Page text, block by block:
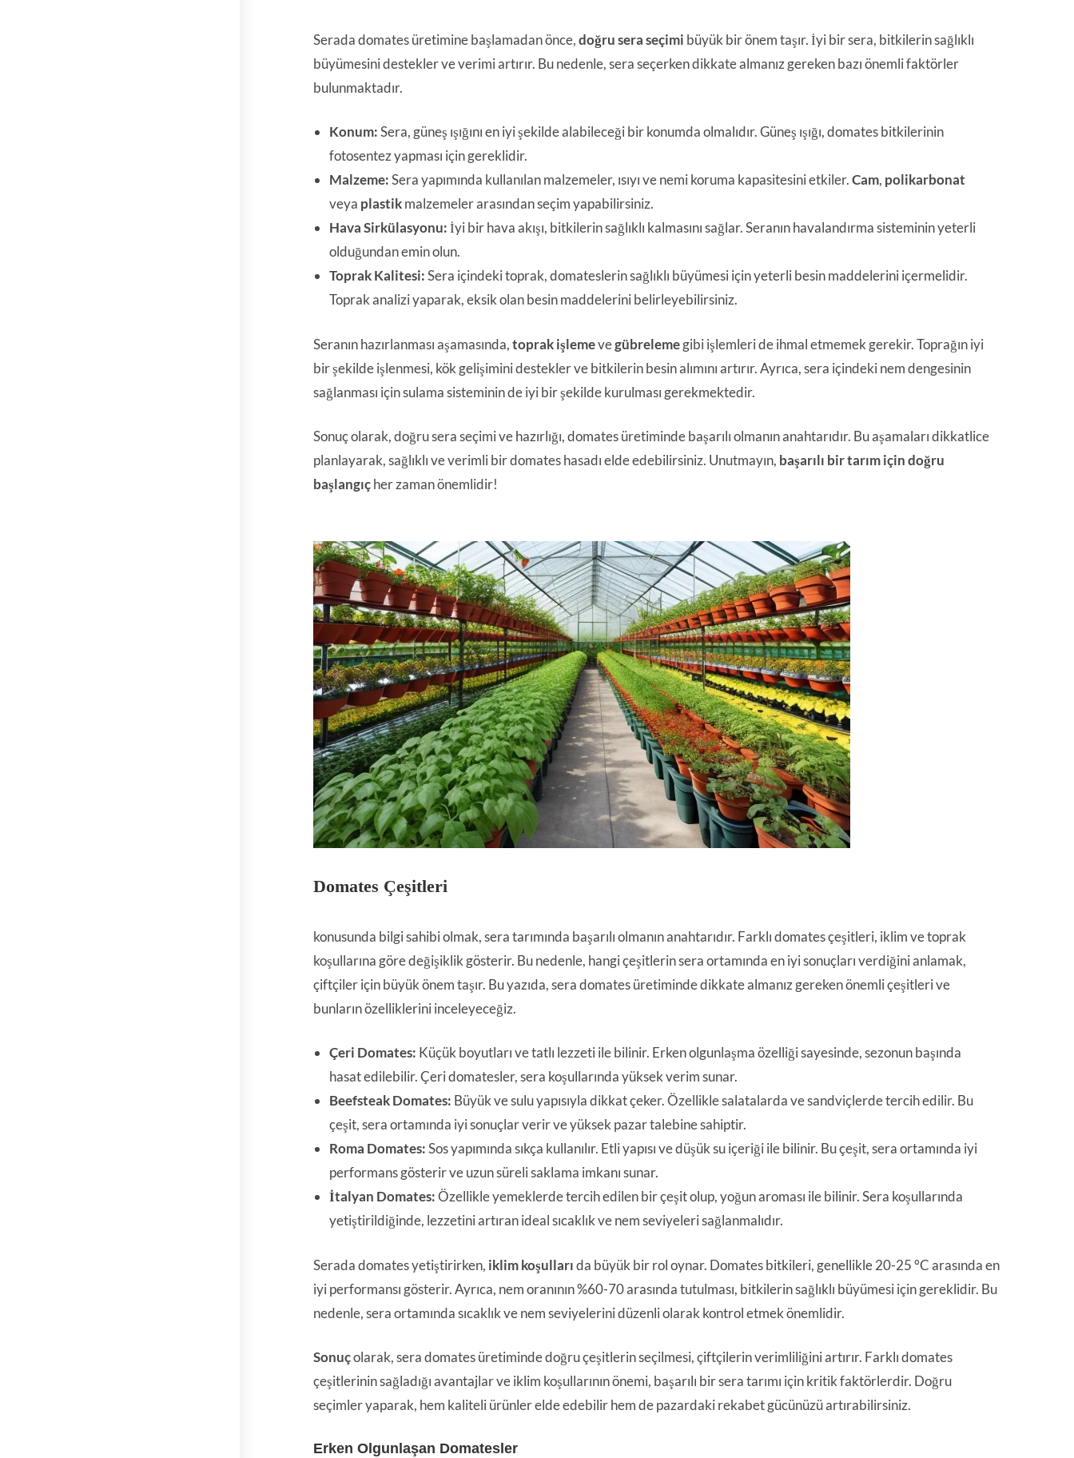
Serada domates üretimine başlamadan önce,doğru sera seçimi büyük bir önem taşır. İyi bir sera, bitkilerin sağlıklı
büyümesini destekler ve verimi artırır. Bu nedenle, sera seçerken dikkate almanız gereken bazı önemli faktörler
bulunmaktadır.
Konum:Sera, güneş ışığını en iyi şekilde alabileceği bir konumda olmalıdır. Güneş ışığı, domates bitkilerinin
fotosentez yapması için gereklidir.
Malzeme:Sera yapımında kullanılan malzemeler, ısıyı ve nemi koruma kapasitesini etkiler.Cam, polikarbonat
veya plastikmalzemeler arasından seçim yapabilirsiniz.
Hava Sirkülasyonu:İyi bir hava akışı, bitkilerin sağlıklı kalmasını sağlar. Seranın havalandırma sisteminin yeterli
olduğundan emin olun.
Toprak Kalitesi:Sera içindeki toprak, domateslerin sağlıklı büyümesi için yeterli besin maddelerini içermelidir.
Toprak analizi yaparak, eksik olan besin maddelerini belirleyebilirsiniz.
Seranın hazırlanması aşamasında,toprak işlemevegübrelemegibi işlemleri de ihmal etmemek gerekir. Toprağın iyi
bir şekilde işlenmesi, kök gelişimini destekler ve bitkilerin besin alımını artırır. Ayrıca, sera içindeki nem dengesinin
sağlanması için sulama sisteminin de iyi bir şekilde kurulması gerekmektedir.
Sonuç olarak, doğru sera seçimi ve hazırlığı, domates üretiminde başarılı olmanın anahtarıdır. Bu aşamaları dikkatlice
planlayarak, sağlıklı ve verimli bir domates hasadı elde edebilirsiniz. Unutmayın, başarılı bir tarım için doğru
başlangıçher zaman önemlidir!
Domates Çeşitleri
konusunda bilgi sahibi olmak, sera tarımında başarılı olmanın anahtarıdır. Farklı domates çeşitleri, iklim ve toprak
koşullarına göre değişiklik gösterir. Bu nedenle, hangi çeşitlerin sera ortamında en iyi sonuçları verdiğini anlamak,
çiftçiler için büyük önem taşır. Bu yazıda, sera domates üretiminde dikkate almanız gereken önemli çeşitleri ve
bunların özelliklerini inceleyeceğiz.
Çeri Domates: Küçük boyutları ve tatlı lezzeti ile bilinir. Erken olgunlaşma özelliği sayesinde, sezonun başında
hasat edilebilir. Çeri domatesler, sera koşullarında yüksek verim sunar.
Beefsteak Domates: Büyük ve sulu yapısıyla dikkat çeker. Özellikle salatalarda ve sandviçlerde tercih edilir. Bu
çeşit, sera ortamında iyi sonuçlar verir ve yüksek pazar talebine sahiptir.
Roma Domates:Sos yapımında sıkça kullanılır. Etli yapısı ve düşük su içeriği ile bilinir. Bu çeşit, sera ortamında iyi
performans gösterir ve uzun süreli saklama imkanı sunar.
İtalyan Domates:Özellikle yemeklerde tercih edilen bir çeşit olup, yoğun aroması ile bilinir. Sera koşullarında
yetiştirildiğinde, lezzetini artıran ideal sıcaklık ve nem seviyeleri sağlanmalıdır.
Serada domates yetiştirirken, iklim koşullarıda büyük bir rol oynar. Domates bitkileri, genellikle 20-25 °C arasında en
iyi performansı gösterir. Ayrıca, nem oranının %60-70 arasında tutulması, bitkilerin sağlıklı büyümesi için gereklidir. Bu
nedenle, sera ortamında sıcaklık ve nem seviyelerini düzenli olarak kontrol etmek önemlidir.
Sonuçolarak, sera domates üretiminde doğru çeşitlerin seçilmesi, çiftçilerin verimliliğini artırır. Farklı domates
çeşitlerinin sağladığı avantajlar ve iklim koşullarının önemi, başarılı bir sera tarımı için kritik faktörlerdir. Doğru
seçimler yaparak, hem kaliteli ürünler elde edebilir hem de pazardaki rekabet gücünüzü artırabilirsiniz.
Erken Olgunlaşan Domatesler